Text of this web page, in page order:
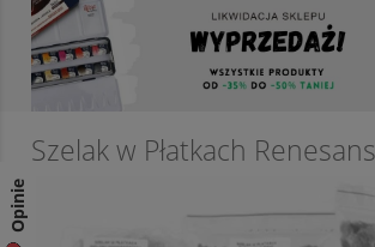
Szelak w Płatkach
Opinie